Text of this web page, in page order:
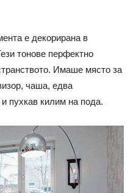
е декорирана в
тонове перфектно
Имаше място за
чаша, едва
пухкав килим на пода.